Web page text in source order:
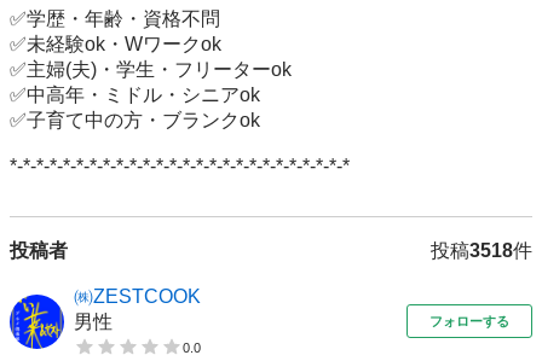
✅学歴・年齢・資格不問
✅未経験ok・Wワークok
✅主婦(夫)・学生・フリーターok
✅中高年・ミドル・シニアok
✅子育て中の方・ブランクok
*-*-*-*-*-*-*-*-*-*-*-*-*-*-*-*-*-*-*-*-*-*-*-*-*-*
投稿者 投稿3518件
㈱ZESTCOOK
男性
0.0
フォローする